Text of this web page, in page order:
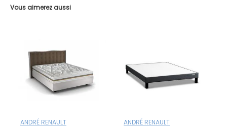
Vous aimerez aussi
ANDRÉ RENAULT
ANDRÉ RENAULT